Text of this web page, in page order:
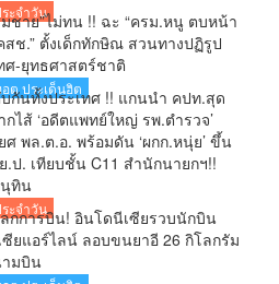
ะจำวัน
ชาย”ไม่ทน !! ฉะ “ครม.หนู ตบหน้า
สช.” ตั้งเด็กทักษิณ สวนทางปฏิรูป
ศ-ยุทธศาสตร์ชาติ
อต ประเด็นฮิต
กันทั้งประเทศ !! แกนนำ คปท.สุด
ไส้ ‘อดีตแพทย์ใหญ่ รพ.ตำรวจ’
ศ พล.ต.อ. พร้อมดัน ‘ผกก.หนุ่ย’ ขึ้น
.ป. เทียบชั้น C11 สำนักนายกฯ!!
ทิน
ะจำวัน
กการบิน! อินโดนีเซียรวบนักบิน
ซียแอร์ไลน์ ลอบขนยาอี 26 กิโลกรัม
มบิน